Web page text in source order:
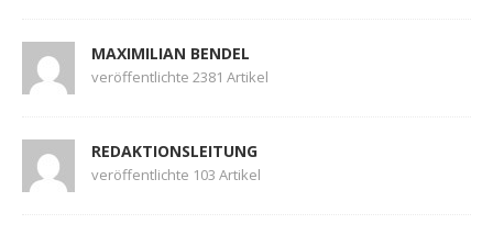
MAXIMILIAN BENDEL
veröffentlichte 2381 Artikel
REDAKTIONSLEITUNG
veröffentlichte 103 Artikel